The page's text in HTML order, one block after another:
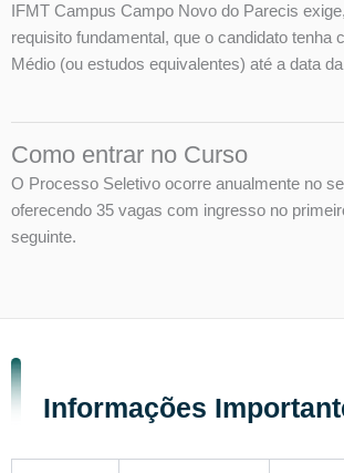
IFMT Campus Campo Novo do Parecis
requisito fundamental, que o candidato tenha
Médio (ou estudos equivalentes) até a data
Como entrar no Curso
O Processo Seletivo ocorre anualmente no
oferecendo 35 vagas com ingresso no
seguinte.
Informações